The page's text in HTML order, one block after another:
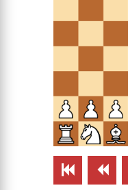
 